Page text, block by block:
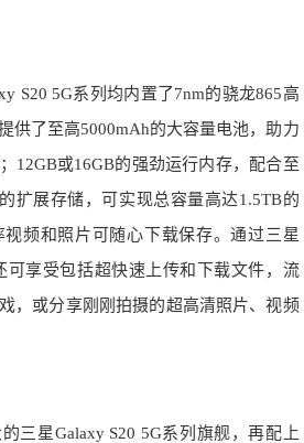
S20 5G系列均内置了7nm的骁龙865高
供了至高5000mAh的大容量电池，助力
12GB或16GB的强劲运行内存，配合至
扩展存储，可实现总容量高达1.5TB的
频和照片可随心下载保存。通过三星
可享受包括超快速上传和下载文件，流
，或分享刚刚拍摄的超高清照片、视频
三星Galaxy S20 5G系列旗舰，再配上